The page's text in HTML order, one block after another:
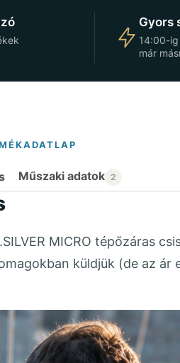
Gyors
14:00-
már
MICRO tépőzáras
küldjük (de az ár